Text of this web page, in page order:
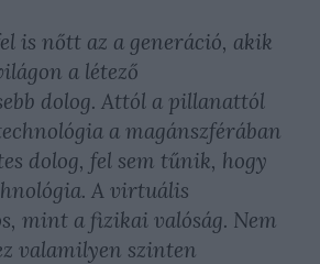
is nőtt az a generáció, akik
a létező
dolog. Attól a pillanattól
a magánszférában
dolog, fel sem tűnik, hogy
A virtuális
mint a fizikai valóság. Nem
valamilyen szinten